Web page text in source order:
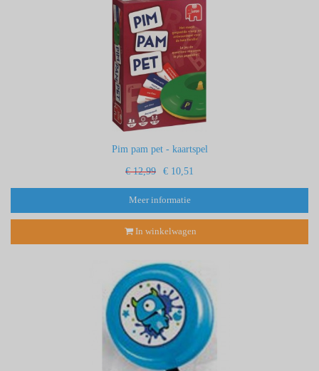
Pim pam pet - kaartspel
€ 12,99 € 10,51
Meer informatie
In winkelwagen